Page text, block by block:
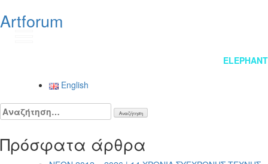
Artforum
άρθρων
ELEPHANT
English
Αναζήτηση
για:
Πρόσφατα άρθρα